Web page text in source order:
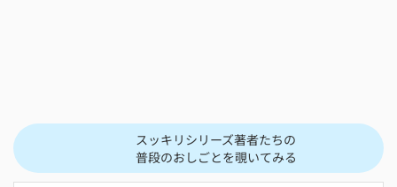
スッキリシリーズ著者たちの
普段のおしごとを覗いてみる